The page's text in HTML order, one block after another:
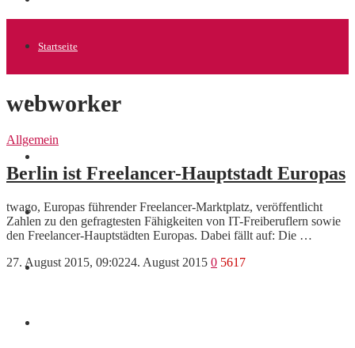
Startseite
Allgemein
News
Finanzen
webworker
Allgemein
Berlin ist Freelancer-Hauptstadt Europas
twago, Europas führender Freelancer-Marktplatz, veröffentlicht
Zahlen zu den gefragtesten Fähigkeiten von IT-Freiberuflern sowie
den Freelancer-Hauptstädten Europas. Dabei fällt auf: Die …
27. August 2015, 09:0224. August 2015 0 5617